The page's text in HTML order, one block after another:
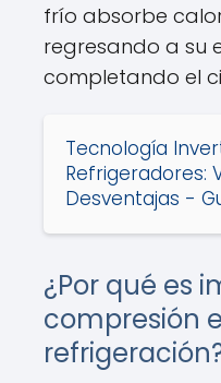
frío absorbe
regresando a su
completando el
Tecnología
Refrigeradores:
Desventajas -
¿Por qué es
compresión